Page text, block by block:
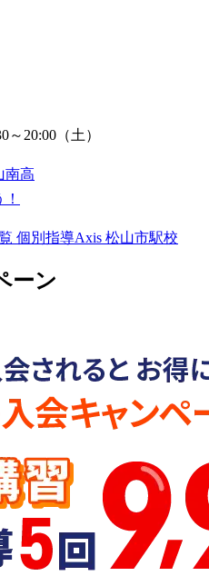
～20:00（土）
南高
個別指導Axis 松山市駅校
ーン